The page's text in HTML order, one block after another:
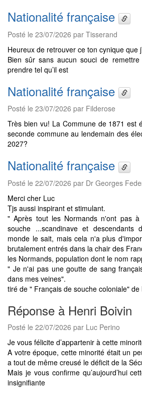
Nationalité française
Posté le 23/07/2026 par Tisserand
Heureux de retrouver ce ton cynique que
Bien sûr sans aucun souci de
prendre tel qu’il est
Nationalité française
Posté le 23/07/2026 par Filderose
Très bien vu! La Commune de 1871 est
seconde commune au lendemain des
2027?
Nationalité française
Posté le 22/07/2026 par Dr Georges
Merci cher Luc
Tjs aussi inspirant et stimulant.
" Après tout les Normands n'ont pas
souche ...scandinave et descendants
monde le sait, mais cela n'a plus
brutalement entrés dans la chair des
les Normands, population dont le nom
" Je n'ai pas une goutte de sang
dans mes veines".
tiré de " Français de souche coloniale"
Réponse à Henri Boivin
Posté le 22/07/2026 par Luc Perino
Je vous félicite d’appartenir à cette
A votre époque, cette minorité était un
a tout de même creusé le déficit de la
Mais je vous confirme qu’aujourd’hui
insignifiante